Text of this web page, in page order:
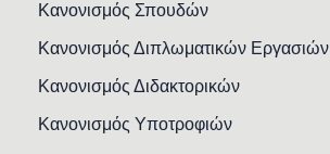
Κανονισμός Σπουδών
Κανονισμός Διπλωματικών Εργασιών
Κανονισμός Διδακτορικών
Κανονισμός Υποτροφιών